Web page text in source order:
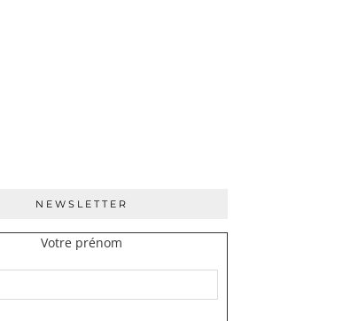
NEWSLETTER
Votre prénom